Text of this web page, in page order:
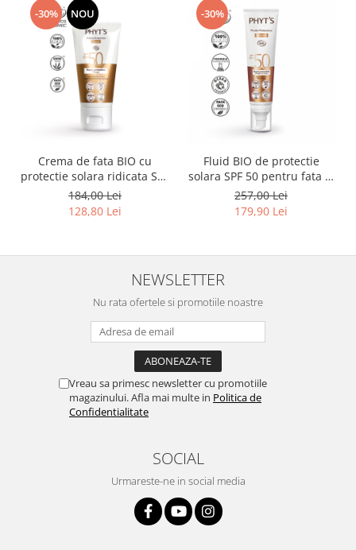
-30% NOU
Crema de fata BIO cu
protectie solara ridicata SPF
50 40ml
184,00 Lei
128,80 Lei
-30%
Fluid BIO de protectie
solara SPF 50 pentru fata si
corp
257,00 Lei
179,90 Lei
NEWSLETTER
Nu rata ofertele si promotiile noastre
Vreau sa primesc newsletter cu promotiile
magazinului. Afla mai multe in Politica de
Confidentialitate
SOCIAL
Urmareste-ne in social media